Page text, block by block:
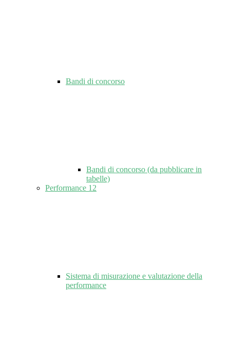
Bandi di concorso
Bandi di concorso (da pubblicare in
tabelle)
Performance 12
Sistema di misurazione e valutazione della
performance